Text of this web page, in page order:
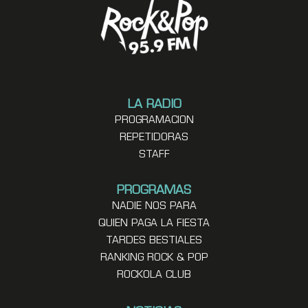
LA RADIO
PROGRAMACION
REPETIDORAS
STAFF
PROGRAMAS
NADIE NOS PARA
QUIEN PAGA LA FIESTA
TARDES BESTIALES
RANKING ROCK & POP
ROCKOLA CLUB